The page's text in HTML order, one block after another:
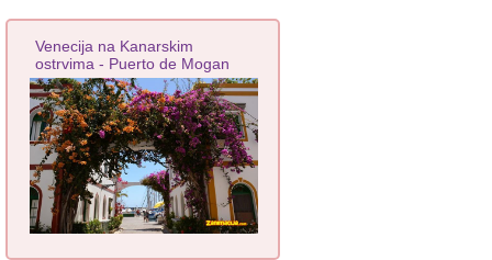
Venecija na Kanarskim
ostrvima - Puerto de Mogan